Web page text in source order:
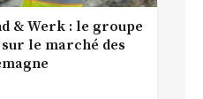
& Werk : le groupe
le marché des